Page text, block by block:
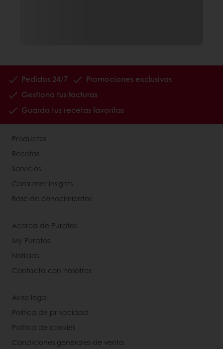
Pedidos 24/7
Promociones exclusivas
Gestiona tus facturas
Guarda tus recetas favoritas
Productos
Recetas
Servicios
Consumer Insights
Base de conocimientos
Acerca de Puratos
My Puratos
Noticias
Contacta con nosotros
Aviso legal
Política de privacidad
Política de cookies
Condiciones generales de venta